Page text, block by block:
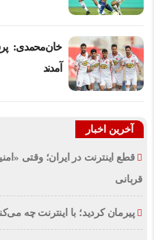
خان‌محمدی:
آمدند
آخرین اخبار
قطع اینترنت در ایران؛ وقتی
قربانی
پیرمان کردید؛ با اینترنت چه